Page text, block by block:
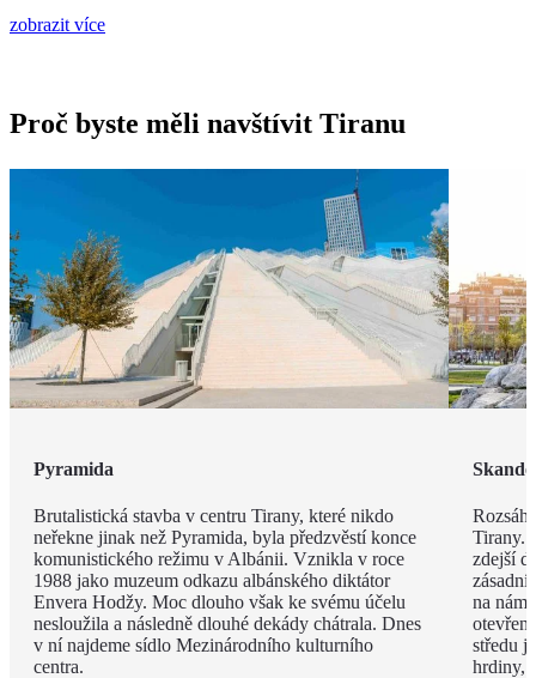
zobrazit více
Proč byste měli navštívit Tiranu
Pyramida
Brutalistická stavba v centru Tirany, které nikdo
neřekne jinak než Pyramida, byla předzvěstí konce
komunistického režimu v Albánii. Vznikla v roce
1988 jako muzeum odkazu albánského diktátor
Envera Hodžy. Moc dlouho však ke svému účelu
nesloužila a následně dlouhé dekády chátrala. Dnes
v ní najdeme sídlo Mezinárodního kulturního
centra.
Tirany.
zdejší
na
středu
hrdiny,